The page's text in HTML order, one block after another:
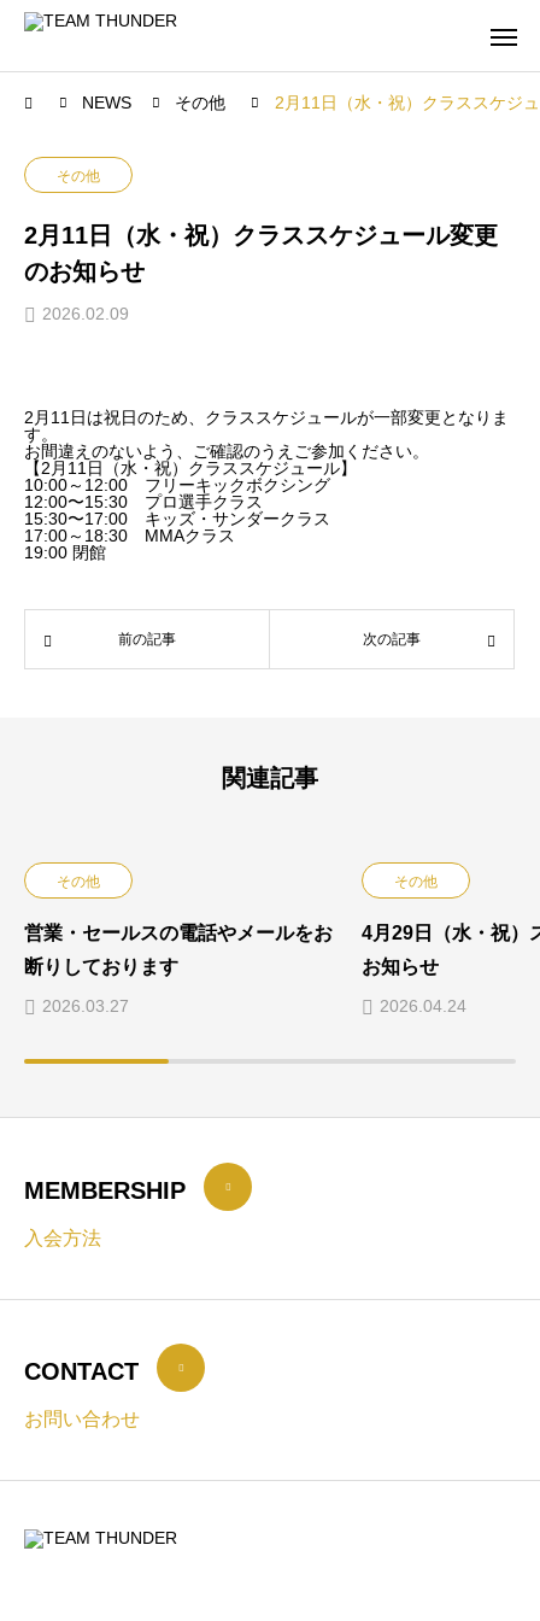
NEWS その他 2月11日（水・祝）クラススケジ
その他
2月11日（水・祝）クラススケジュール変更
のお知らせ
2026.02.09
2月11日は祝日のため、クラススケジュールが一部変更となりま
す。
お間違えのないよう、ご確認のうえご参加ください。
【2月11日（水・祝）クラススケジュール】
10:00～12:00 フリーキックボクシング
12:00〜15:30 プロ選手クラス
15:30〜17:00 キッズ・サンダークラス
17:00～18:30 MMAクラス
19:00 閉館
前の記事 次の記事
関連記事
その他
営業・セールスの電話やメールをお
断りしております
2026.03.27
その他
4月29日（水・祝）
お知らせ
2026.04.24
MEMBERSHIP
入会方法
CONTACT
お問い合わせ